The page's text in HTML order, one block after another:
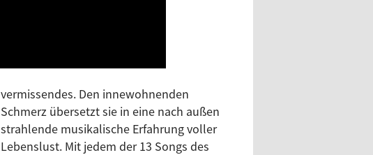
vermissendes. Den innewohnenden
Schmerz übersetzt sie in eine nach außen
strahlende musikalische Erfahrung voller
Lebenslust. Mit jedem der 13 Songs des